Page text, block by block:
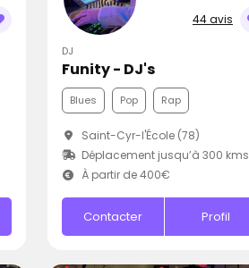
44 avis
DJ
Funity - DJ's
Blues Pop Rap
Saint-Cyr-l'École (78)
Déplacement jusqu’à 300 kms
À partir de 400€
Contacter Profil